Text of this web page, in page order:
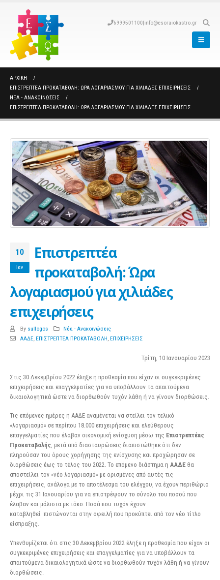
6999501100|info@esoraiokastro.gr
ΑΡΧΙΚΉ
ΕΠΙΣΤΡΕΠΤΈΑ ΠΡΟΚΑΤΑΒΟΛΉ: ΏΡΑ ΛΟΓΑΡΙΑΣΜΟΎ ΓΙΑ ΧΙΛΙΆΔΕΣ ΕΠΙΧΕΙΡΉΣΕΙΣ
ΝΈΑ - ΑΝΑΚΟΙΝΏΣΕΙΣ
ΕΠΙΣΤΡΕΠΤΈΑ ΠΡΟΚΑΤΑΒΟΛΉ: ΏΡΑ ΛΟΓΑΡΙΑΣΜΟΎ ΓΙΑ ΧΙΛΙΆΔΕΣ ΕΠΙΧΕΙΡΉΣΕΙΣ
10
Ιαν
Επιστρεπτέα
προκαταβολή: Ώρα
λογαριασμού για χιλιάδες
επιχειρήσεις
By sullogos
Νέα - Ανακοινώσεις
ΑΑΔΕ, ΕΠΙΣΤΡΕΠΤΕΑ ΠΡΟΚΑΤΑΒΟΛΗ, ΕΠΙΧΕΙΡΗΣΕΙΣ
Τρίτη, 10 Ιανουαρίου 2023
Στις 30 Δεκεμβρίου 2022 έληξε η προθεσμία που είχαν οι συγκεκριμένες
επιχειρήσεις και επαγγελματίες για να υποβάλλουν τα απαιτούμενα
δικαιολογητικά ώστε να διορθωθούν τυχόν λάθη ή να γίνουν διορθώσεις.
Τις επόμενες ημέρες η ΑΑΔΕ αναμένεται να στείλει τον τελικό
«λογαριασμό» σε περίπου 18.000 επιχειρήσεις και ελεύθερους
επαγγελματίες που έλαβαν οικονομική ενίσχυση μέσω της Επιστρεπτέας
Προκαταβολής, μετά από διασταυρώσεις διαπιστώθηκε ότι δεν
πληρούσαν του όρους χορήγησης της ενίσχυσης και προχώρησαν σε
διορθώσεις έως το τέλος του 2022. Το επόμενο διάστημα η ΑΑΔΕ θα
αποστείλει τον «νέο λογαριασμό» με ορισμένες από αυτές τις
επιχειρήσεις, ανάλογα με το αποτέλεσμα του ελέγχου, να έχουν περιθώριο
μέχρι τις 31 Ιανουαρίου για να επιστρέψουν το σύνολο του ποσού που
έλαβαν και μάλιστα με τόκο. Ποσά που τυχόν έχουν
καταβληθεί πιστώνονται στην οφειλή που προκύπτει από τον νέο τίτλο
είσπραξης.
Υπενθυμίζεται ότι στις 30 Δεκεμβρίου 2022 έληξε η προθεσμία που είχαν οι
συγκεκριμένες επιχειρήσεις και επαγγελματίες για να υποβάλλουν τα
απαιτούμενα δικαιολογητικά ώστε να διορθωθούν τυχόν λάθη ή να γίνουν
διορθώσεις.